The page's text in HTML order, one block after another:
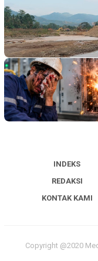
INDEKS
REDAKSI
KONTAK KAMI
Copyright @2020